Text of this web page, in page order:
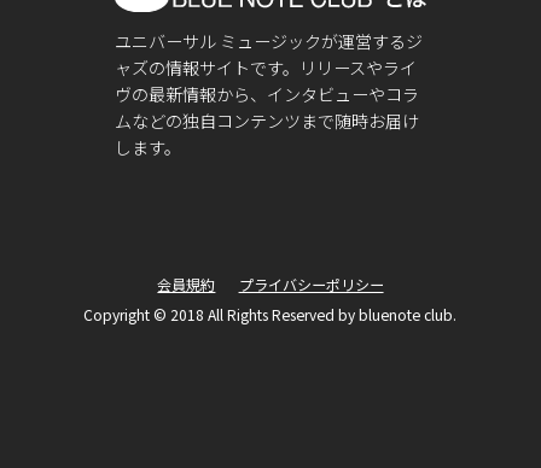
ユニバーサル ミュージックが運営するジ
ャズの情報サイトです。リリースやライ
ヴの最新情報から、インタビューやコラ
ムなどの独自コンテンツまで随時お届け
します。
会員規約
プライバシーポリシー
Copyright © 2018 All Rights Reserved by bluenote club.